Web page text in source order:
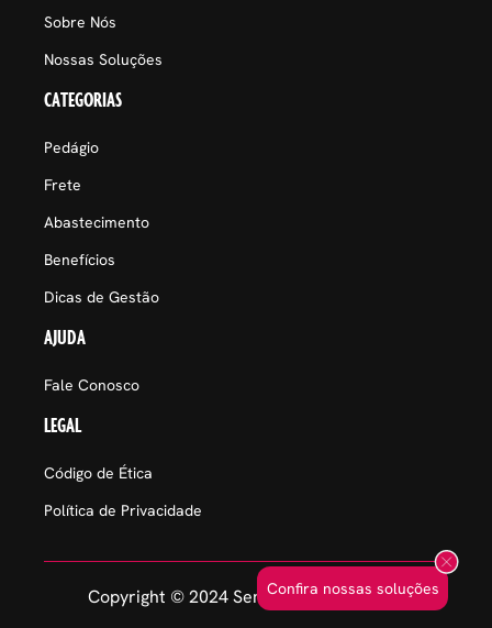
Confira nossas soluções
Sobre Nós
Nossas Soluções
CATEGORIAS
Pedágio
Frete
Abastecimento
Benefícios
Dicas de Gestão
AJUDA
Fale Conosco
LEGAL
Código de Ética
Política de Privacidade
Copyright © 2024 Sem Parar Empresas.